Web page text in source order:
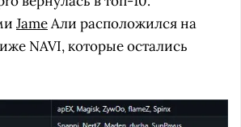
JameАли расположился на
NAVI, которые остались